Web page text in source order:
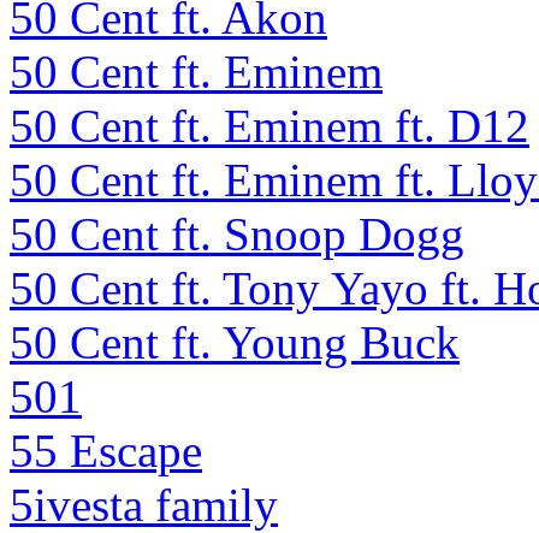
50 Cent ft. Akon
50 Cent ft. Eminem
50 Cent ft. Eminem ft. D12
50 Cent ft. Eminem ft.
50 Cent ft. Snoop Dogg
50 Cent ft. Tony Yayo ft.
50 Cent ft. Young Buck
501
55 Escape
5ivesta family